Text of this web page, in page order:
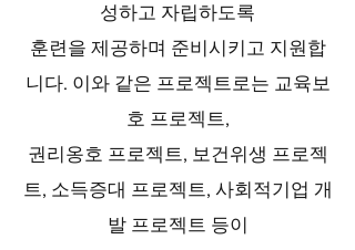
성하고 자립하도록
훈련을 제공하며 준비시키고 지원합
니다. 이와 같은 프로젝트로는 교육보
호 프로젝트,
권리옹호 프로젝트, 보건위생 프로젝
트, 소득증대 프로젝트, 사회적기업 개
발 프로젝트 등이